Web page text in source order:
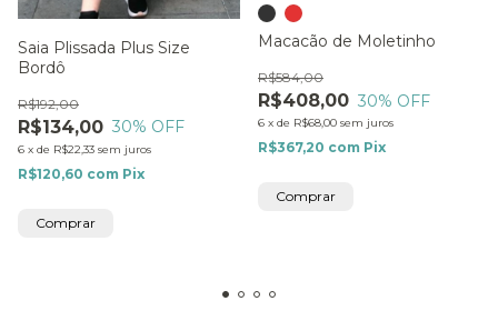
Saia Plissada Plus Size
Bordô
R$134,00
R$192,00
30% OFF
6 x de R$22,33 sem juros
R$120,60 com Pix
Comprar
Macacão de Moletinho
R$408,00
R$584,00
30% OFF
6 x de R$68,00 sem juros
R$367,20 com Pix
Comprar